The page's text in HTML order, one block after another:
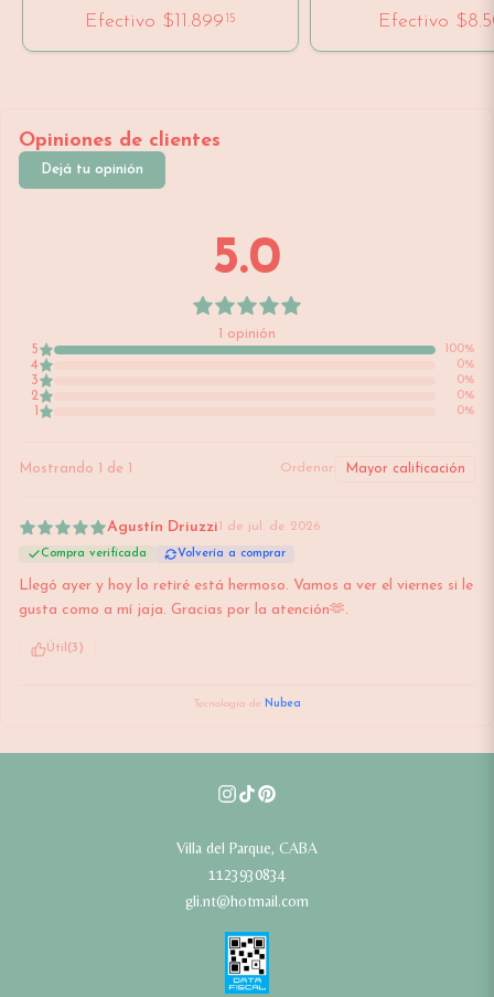
Efectivo $11.899 15
Efectivo
Opiniones de clientes
Dejá tu opinión
5.0
1 opinión
5
100%
4 0%
3 0%
2 0%
1 0%
Mostrando 1 de 1 Ordenar:
Agustín Driuzzi 1 de jul. de 2026
Compra verificada Volvería a comprar
Llegó ayer y hoy lo retiré está hermoso. Vamos a ver el viernes si le
gusta como a mí jaja. Gracias por la atención🫶.
Útil (3 )
Tecnología de Nubea
Villa del Parque, CABA
1123930834
gli.nt@hotmail.com